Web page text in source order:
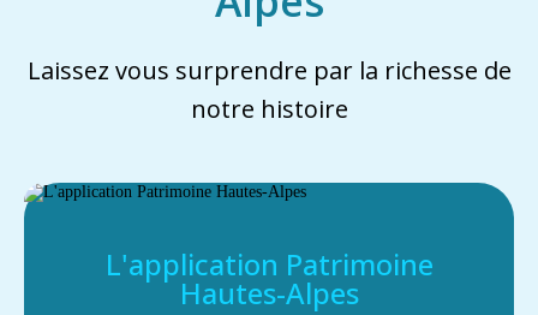
Laissez vous surprendre par la richesse de
notre histoire
L'application Patrimoine
Hautes-Alpes